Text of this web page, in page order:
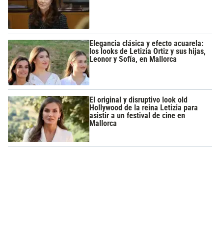
Elegancia clásica y efecto acuarela:
los looks de Letizia Ortiz y sus hijas,
Leonor y Sofía, en Mallorca
El original y disruptivo look old
Hollywood de la reina Letizia para
asistir a un festival de cine en
Mallorca